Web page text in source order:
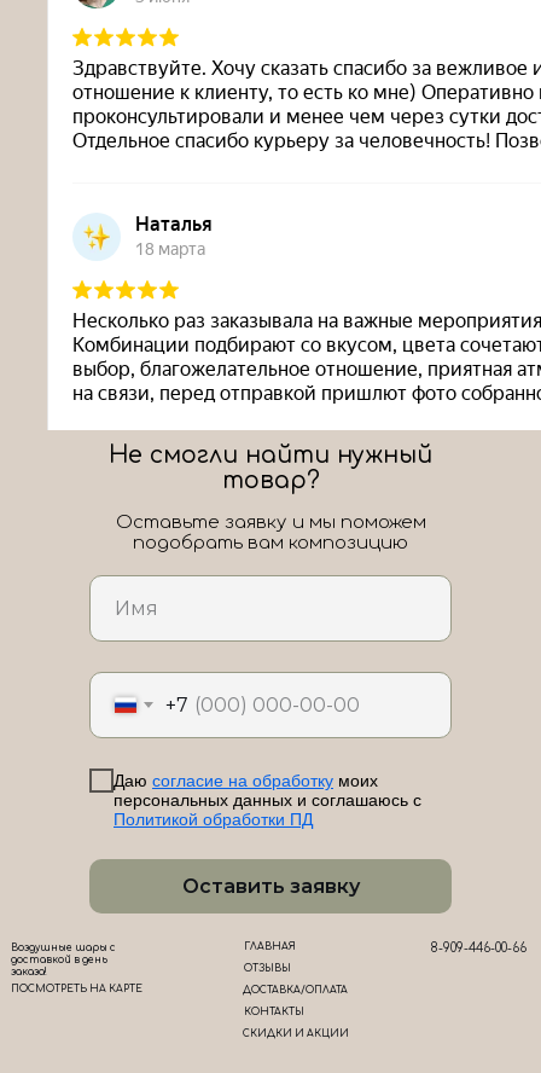
ЛоШАРик на карте Новороссийска — Яндекс Карты
+7
Даю согласие на обработку моих
персональных данных и соглашаюсь с
Политикой обработки ПД
Оставить заявку
Не смогли найти нужный
товар?
Оставьте заявку и мы поможем
подобрать вам композицию
ОТЗЫВЫ
ГЛАВНАЯ
ДОСТАВКА/ОПЛАТА
СКИДКИ И АКЦИИ
КОНТАКТЫ
8-909-446-00-66
Воздушные шары с
доставкой в день
заказа!
ПОСМОТРЕТЬ НА КАРТЕ